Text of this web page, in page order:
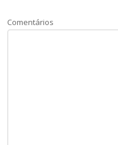
Comentários